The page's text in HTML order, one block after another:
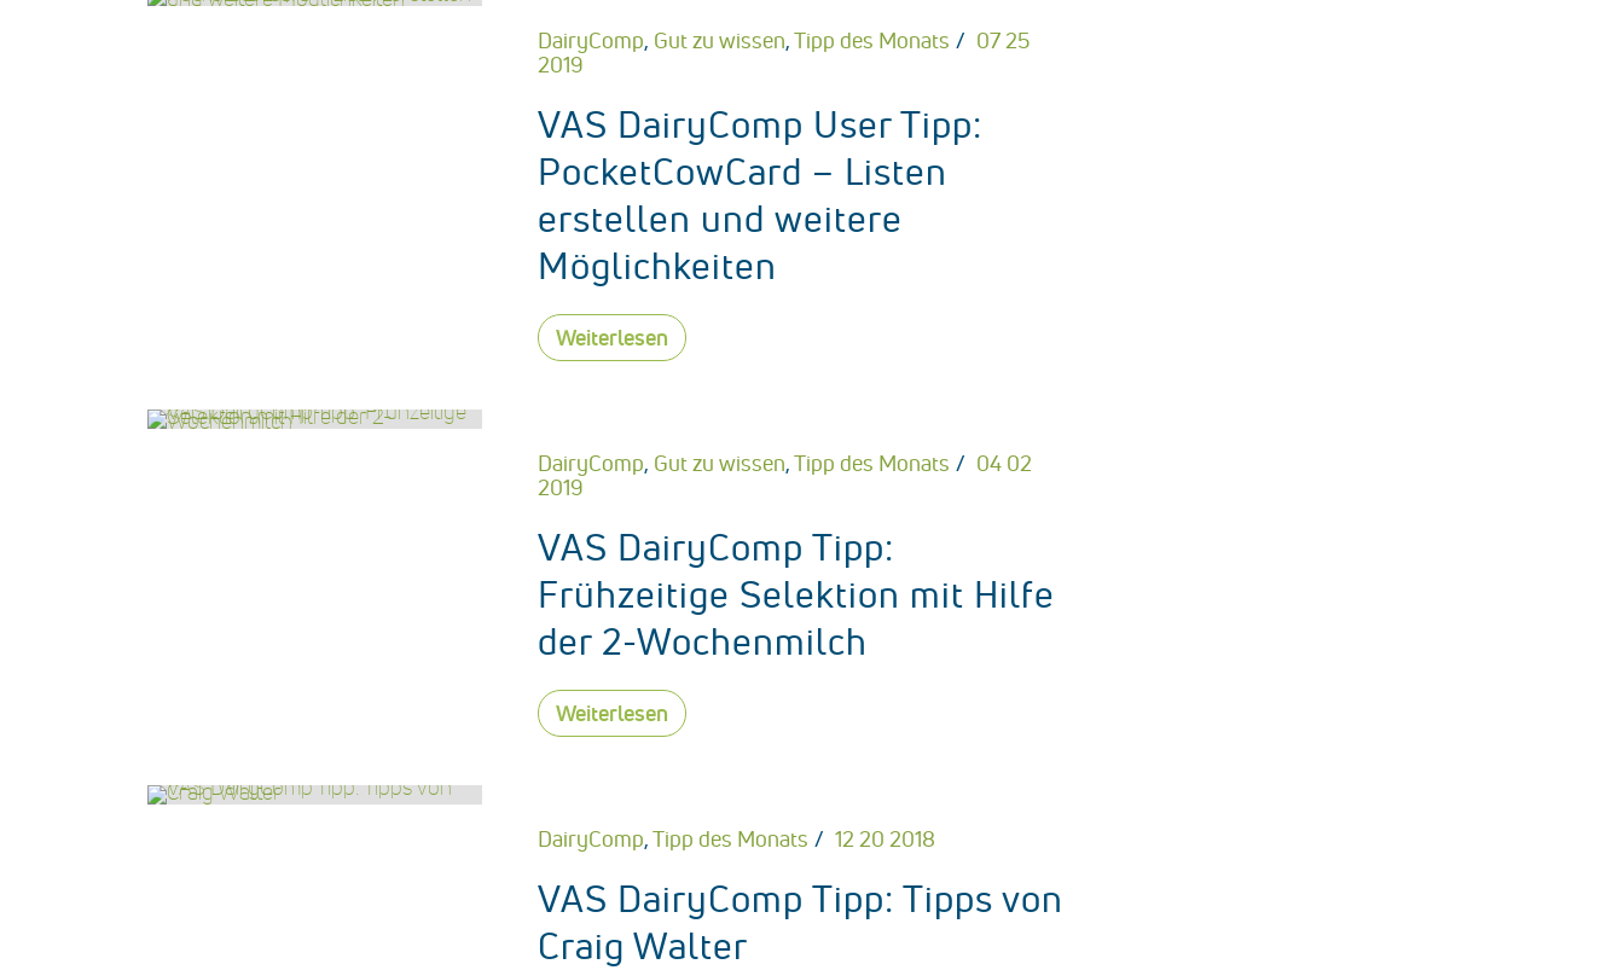
DairyComp, Gut zu wissen,Tipp des Monats
07 25
2019
VAS DairyComp User Tipp:
PocketCowCard – Listen
erstellen und weitere
Möglichkeiten
Weiterlesen
DairyComp, Gut zu wissen,Tipp des Monats
04 02
2019
VAS DairyComp Tipp:
Frühzeitige Selektion mit Hilfe
der 2-Wochenmilch
Weiterlesen
DairyComp,Tipp des Monats 12 20 2018
VAS DairyComp Tipp: Tipps von
Craig Walter